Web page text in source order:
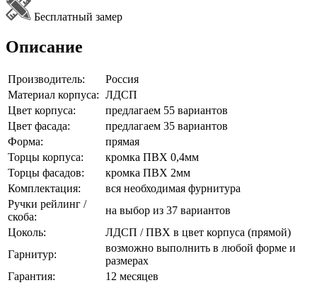
Бесплатный замер
Описание
Производитель:
Россия
Материал корпуса: ЛДСП
Цвет корпуса:
предлагаем 55 вариантов
Цвет фасада:
предлагаем 35 вариантов
Форма:
прямая
Торцы корпуса:
кромка ПВХ 0,4мм
Торцы фасадов:
кромка ПВХ 2мм
Комплектация:
вся необходимая фурнитура
Ручки рейлинг /
скоба:
на выбор из 37 вариантов
Цоколь:
ЛДСП / ПВХ в цвет корпуса (прямой)
Гарнитур:
возможно выполнить в любой форме и
размерах
Гарантия:
12 месяцев